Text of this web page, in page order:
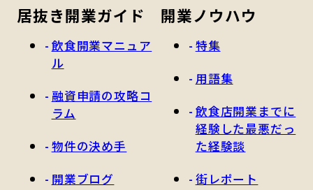
居抜き開業ガイド
飲食開業マニュア
ル
融資申請の攻略コ
ラム
物件の決め手
開業ブログ
開業ノウハウ
特集
用語集
飲食店開業までに
経験した最悪だっ
た経験談
街レポート